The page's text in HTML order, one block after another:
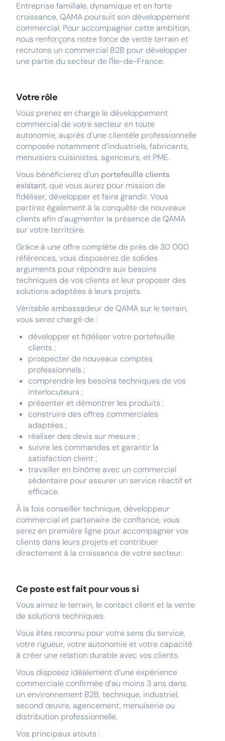
Entreprise familiale, dynamique et en forte
croissance, QAMA poursuit son développement
commercial. Pour accompagner cette ambition,
nous renforçons notre force de vente terrain et
recrutons un commercial B2B pour développer
une partie du secteur de l'Île-de-France.
Votre rôle
Vous prenez en charge le développement
commercial de votre secteur en toute
autonomie, auprès d’une clientèle professionnelle
composée notamment d’industriels, fabricants,
menuisiers cuisinistes, agenceurs, et PME.
Vous bénéficierez d’un portefeuille clients
existant, que vous aurez pour mission de
fidéliser, développer et faire grandir. Vous
partirez également à la conquête de nouveaux
clients afin d’augmenter la présence de QAMA
sur votre territoire.
Grâce à une offre complète de près de 30 000
références, vous disposerez de solides
arguments pour répondre aux besoins
techniques de vos clients et leur proposer des
solutions adaptées à leurs projets.
Véritable ambassadeur de QAMA sur le terrain,
vous serez chargé de :
développer et fidéliser votre portefeuille
clients ;
prospecter de nouveaux comptes
professionnels ;
comprendre les besoins techniques de vos
interlocuteurs ;
présenter et démontrer les produits ;
construire des offres commerciales
adaptées ;
réaliser des devis sur mesure ;
suivre les commandes et garantir la
satisfaction client ;
travailler en binôme avec un commercial
sédentaire pour assurer un service réactif et
efficace.
À la fois conseiller technique, développeur
commercial et partenaire de confiance, vous
serez en première ligne pour accompagner vos
clients dans leurs projets et contribuer
directement à la croissance de votre secteur.
Ce poste est fait pour vous si
Vous aimez le terrain, le contact client et la vente
de solutions techniques.
Vous êtes reconnu pour votre sens du service,
votre rigueur, votre autonomie et votre capacité
à créer une relation durable avec vos clients.
Vous disposez idéalement d’une expérience
commerciale confirmée d’au moins 3 ans dans
un environnement B2B, technique, industriel,
second œuvre, agencement, menuiserie ou
distribution professionnelle.
Vos principaux atouts :